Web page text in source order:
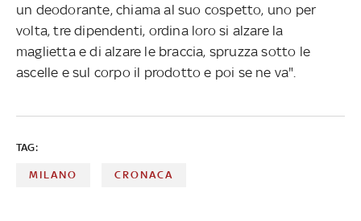
un deodorante, chiama al suo cospetto, uno per
volta, tre dipendenti, ordina loro si alzare la
maglietta e di alzare le braccia, spruzza sotto le
ascelle e sul corpo il prodotto e poi se ne va".
TAG:
MILANO CRONACA